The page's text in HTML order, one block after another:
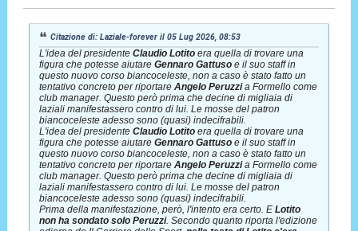
Citazione di: Laziale-forever il 05 Lug 2026, 08:53
L'idea del presidente Claudio Lotito era quella di trovare una
figura che potesse aiutare Gennaro Gattusoe il suo staff in
questo nuovo corso biancoceleste, non a caso è stato fatto un
tentativo concreto per riportare Angelo Peruzzia Formello come
club manager. Questo però prima che decine di migliaia di
laziali manifestassero contro di lui. Le mosse del patron
biancoceleste adesso sono (quasi) indecifrabili.
L'idea del presidente Claudio Lotito era quella di trovare una
figura che potesse aiutare Gennaro Gattusoe il suo staff in
questo nuovo corso biancoceleste, non a caso è stato fatto un
tentativo concreto per riportare Angelo Peruzzia Formello come
club manager. Questo però prima che decine di migliaia di
laziali manifestassero contro di lui. Le mosse del patron
biancoceleste adesso sono (quasi) indecifrabili.
Prima della manifestazione, però, l'intento era certo. E Lotito
non ha sondato solo Peruzzi. Secondo quanto riporta l'edizione